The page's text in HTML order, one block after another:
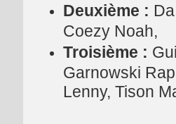
Deuxième :
Coezy Noah,
Troisième :
Garnowski
Lenny, Tison